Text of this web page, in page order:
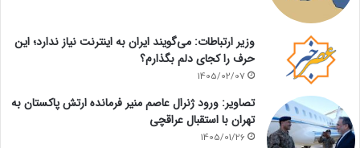
وزیر ارتباطات: می‌گویند ایران به اینترنت نیاز ندارد؛ این
حرف را کجای دلم بگذارم؟
1405/02/07
تصاویر: ورود ژنرال عاصم منیر فرمانده ارتش پاکستان به
تهران با استقبال عراقچی
1405/01/26